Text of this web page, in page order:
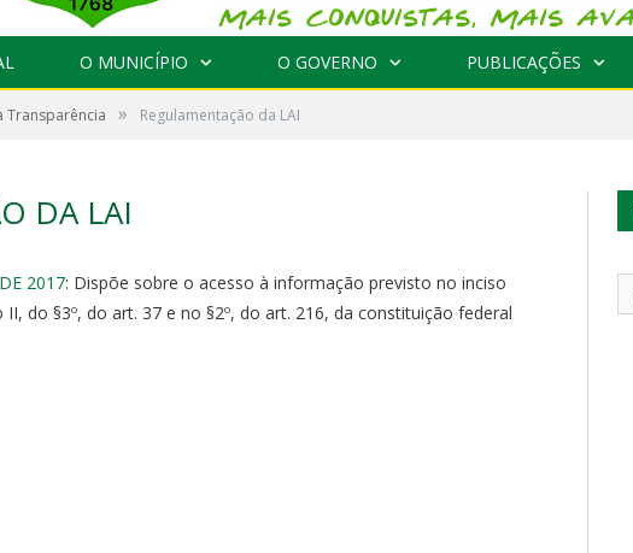
O MUNICÍPIO O GOVERNO PUBLICAÇÕES
Transparência » Regulamentação da LAI
DA LAI
2017: Dispõe sobre o acesso à informação previsto no inciso
II, do §3º, do art. 37 e no §2º, do art. 216, da constituição federal